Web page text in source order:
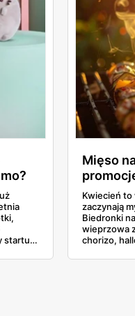
startują
ze
Mięso
Kwiecień to
zaczynają
Biedronki
wieprzowa
chorizo,
grillowe z